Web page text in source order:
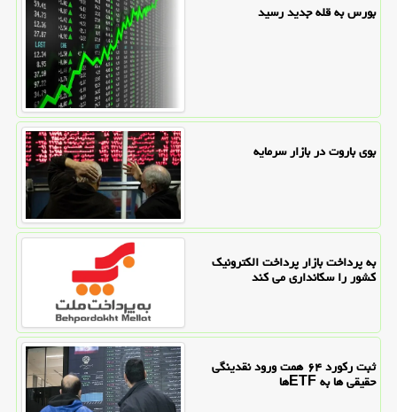
بورس به قله جدید رسید
بوی باروت در بازار سرمایه
به پرداخت بازار پرداخت الکترونیک
کشور را سکانداری می کند
ثبت رکورد ۶۴ همت ورود نقدینگی
حقیقی ها به ETFها